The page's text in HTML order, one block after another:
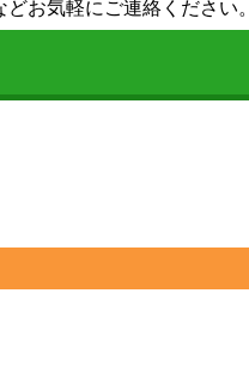
お気軽にご連絡ください。